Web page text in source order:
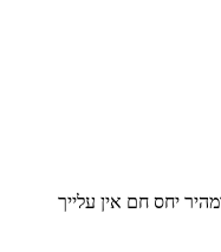
יחס חם אין עלייך